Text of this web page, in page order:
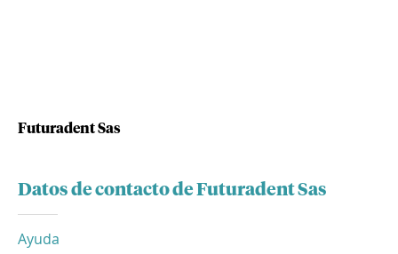
Futuradent Sas
Datos de contacto de Futuradent Sas
Ayuda